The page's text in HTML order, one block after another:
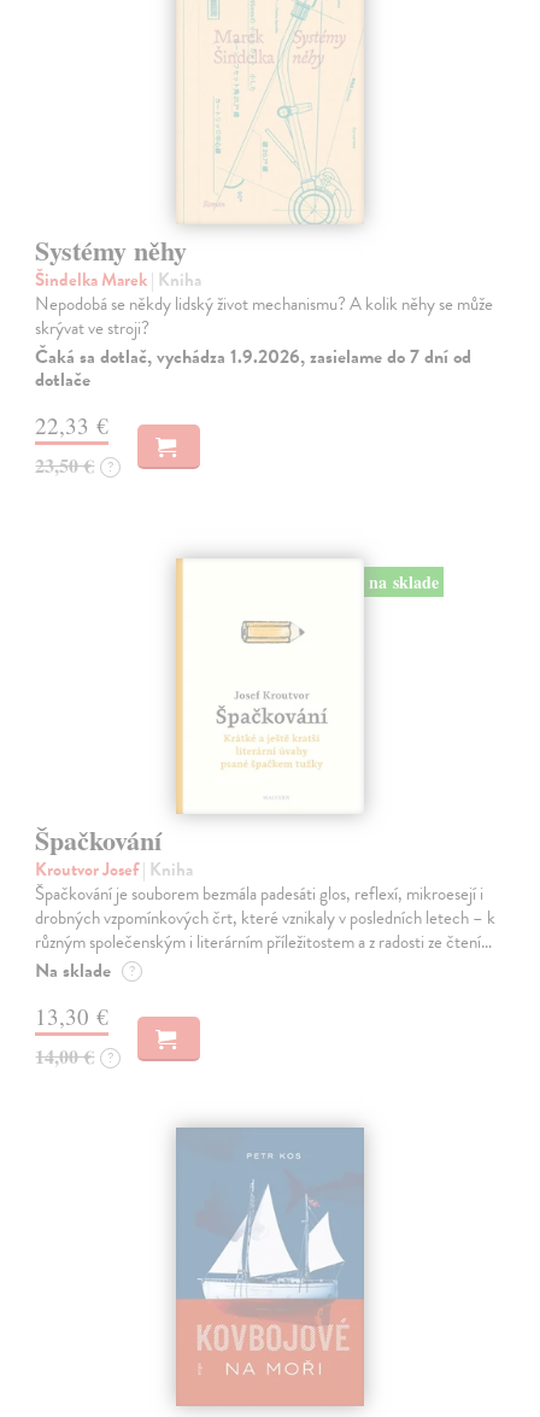
Systémy něhy
Šindelka Marek| Kniha
Nepodobá se někdy lidský život mechanismu? A kolik něhy se může
skrývat ve stroji?
Čaká sa dotlač, vychádza 1.9.2026, zasielame do 7 dní od
dotlače
22,33 €
23,50 € ?
na sklade
Špačkování
Kroutvor Josef| Kniha
Špačkování je souborem bezmála padesáti glos, reflexí, mikroesejí i
drobných vzpomínkových črt, které vznikaly v posledních letech – k
různým společenským i literárním příležitostem a z radosti ze čtení…
Na sklade ?
13,30 €
14,00 € ?